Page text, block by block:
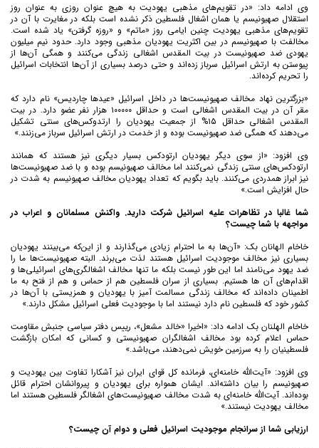
وی ادامه داد: «در تقویم‌های مذهبی یهودیت به هیچ عنوان روزی به عنوان روز
استقلال صهیونیسم یا همان اشغال فلسطین ذکر نشده است بلکه در مغایرت با آن در
تقویم‌های مذهبی یهودیت چنین ایامی روز «ماتم» و «روزه گرفتن» یاد شده است.
مخالفت با صهیونیسم در بین اکثریت یهودیان مذهبی وجود دارد. حدود نیم میلیون
یهودی ضد صهیونیست در بیت المقدس اشغالی زندگی می‌کنند و همگی آن‌ها از
پیوستن به ارتش اسرائیل سرباز زده‌اند و حتی درصد بسیاری از آن‌ها انتخابات اسرائیل
را تحریم کرده‌اند.
«بزرگترین نهاد مخالف صهیونیست‌ها در داخل اسرائیل «عیدها چاردیس» نام دارد که
مقر آن در بیت المقدس اشغالی است و حداقل ۱۰۰۰۰۰ هزار نفر عضو دارد. در بیت
المقدس اشغالی حداقل ۱۵% از جمعیت یهودیان را ارتدوکس‌های سنتی تشکیل
می‌دهند که همگی ضد صهیونیست بوده و از خدمت در ارتش اسرائیل سرباز می‌زنند.»
وی افزود: «از سوی دیگر یهودیان ارتودکس بسیار دیگری نیز هستند که همانند
ارتودکس‌های سنتی زندگی نمی‌کنند اما مخالف صهیونیسم بوده و با ضد صهیونیست‌ها
نیز ابراز همدردی می‌کنند. باید بگویم که تعداد یهودیان مخالف صهیونیسم به شدت در
حال افزایش است.»
شما غالبا در تظاهرات علیه اسرائیل شرکت دارید. واکنش مسلمانان و اعراب در
مواجهه با شما چیست؟
خاخام الهانان بک: «آن‌ها به ما احترام زیادی می‌گذارند و از این‌که می‌بینند یهودیان
بسیاری نیز مخالف موجودیت اسرائیل هستند لذت می‌برند. البته صهیونیست‌ها ما را
ضد یهود می‌نامند اما این طور نیست بلکه ما تنها مخالف اشغالگری‌های اسرائیلی‌ها و
اقدام‌های آن ها هستیم. بسیاری از سران فلسطین هم از حماس و هم از فتح به ما
اطمینان داده‌اند که مخالف زندگی مسالمت آمیز با یهودیان و همزیستی با آن‌ها در
کشور خود که فلسطین نام دارد نیستند اما با موجودیت فعلی اسرائیل مشکل دارند.»
خاخام الهلنان بک ادامه داد: «اخیرا «خالد مشعل»، رییس دفتر سیاسی جنبش مقاومت
حماس اعلام کرده بود مخالف اشغالگران صهیونیستی و کسانی که امکان بازگشت
فلسطینیان را به سرزمین خویش نمی‌دهند، می‌باشد.»
وی افزود: «آیت‌الله خامنه‌ای، فرمانده کل قوای ایران نیز آشکارا تفاوت بین یهودیت و
صهیونیسم را بیان داشته‌اند. ایشان همواره برای یهودیان و پیروانشان احترام قائل
بوده‌اند. آیت‌الله خامنه‌ای به شدت مخالف صهیونیست‌های اشغالگر فلسطین هستند اما
مخالف یهودیت نیستند.»
ارزیابی شما از سرانجام موجودیت اسرائیل فعلی و دوام آن چیست؟